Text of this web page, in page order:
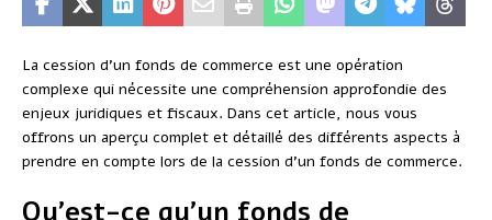
La cession d’un fonds de commerce est une opération
complexe qui nécessite une compréhension approfondie des
enjeux juridiques et fiscaux. Dans cet article, nous vous
offrons un aperçu complet et détaillé des différents aspects à
prendre en compte lors de la cession d’un fonds de commerce.
Qu’est-ce qu’un fonds de